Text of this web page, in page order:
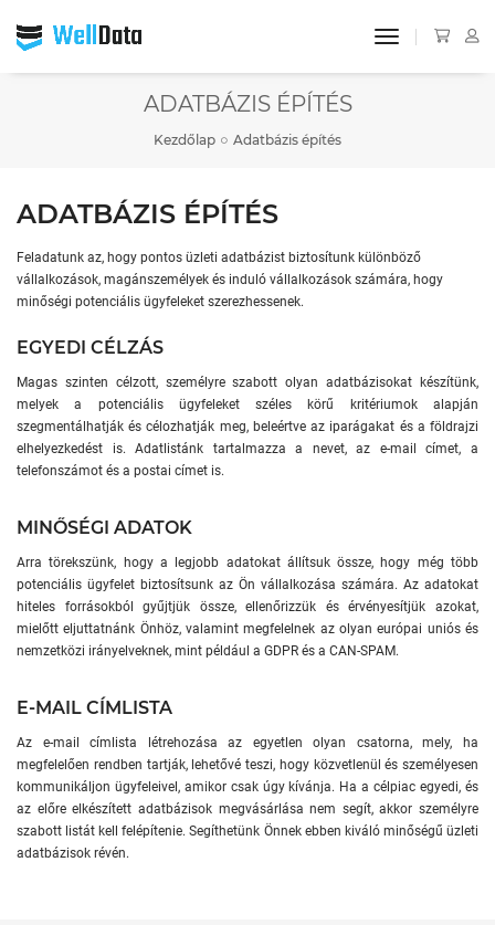
toggle
ADATBÁZIS ÉPÍTÉS
Kezdőlap Adatbázis építés
ADATBÁZIS ÉPÍTÉS
Feladatunk az, hogy pontos üzleti adatbázist biztosítunk különböző
vállalkozások, magánszemélyek és induló vállalkozások számára, hogy
minőségi potenciális ügyfeleket szerezhessenek.
EGYEDI CÉLZÁS
Magas szinten célzott, személyre szabott olyan adatbázisokat készítünk,
melyek a potenciális ügyfeleket széles körű kritériumok alapján
szegmentálhatják és célozhatják meg, beleértve az iparágakat és a földrajzi
elhelyezkedést is. Adatlistánk tartalmazza a nevet, az e-mail címet, a
telefonszámot és a postai címet is.
MINŐSÉGI ADATOK
Arra törekszünk, hogy a legjobb adatokat állítsuk össze, hogy még több
potenciális ügyfelet biztosítsunk az Ön vállalkozása számára. Az adatokat
hiteles forrásokból gyűjtjük össze, ellenőrizzük és érvényesítjük azokat,
mielőtt eljuttatnánk Önhöz, valamint megfelelnek az olyan európai uniós és
nemzetközi irányelveknek, mint például a GDPR és a CAN-SPAM.
E-MAIL CÍMLISTA
Az e-mail címlista létrehozása az egyetlen olyan csatorna, mely, ha
megfelelően rendben tartják, lehetővé teszi, hogy közvetlenül és személyesen
kommunikáljon ügyfeleivel, amikor csak úgy kívánja. Ha a célpiac egyedi, és
az előre elkészített adatbázisok megvásárlása nem segít, akkor személyre
szabott listát kell felépítenie. Segíthetünk Önnek ebben kiváló minőségű üzleti
adatbázisok révén.